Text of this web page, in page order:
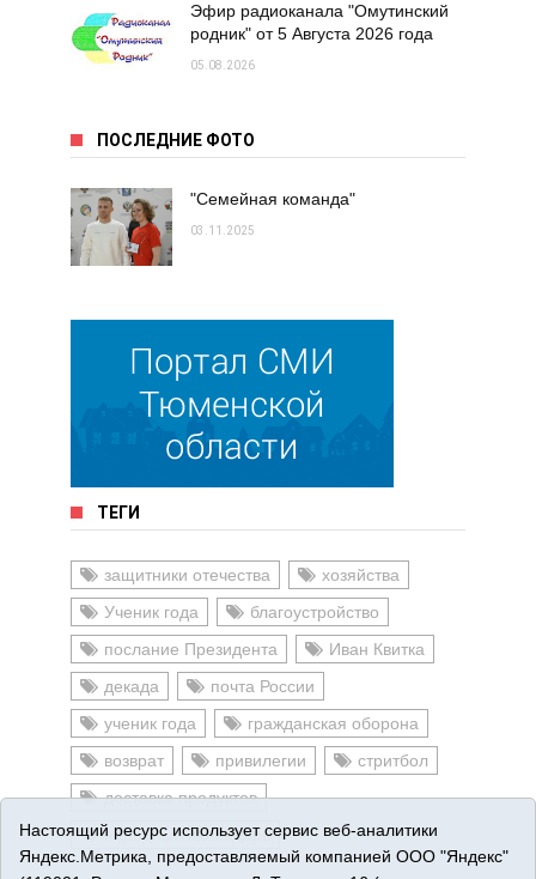
Эфир радиоканала "Омутинский
родник" от 5 Августа 2026 года
05.08.2026
ПОСЛЕДНИЕ ФОТО
"Семейная команда"
03.11.2025
ТЕГИ
защитники отечества
хозяйства
Ученик года
благоустройство
послание Президента
Иван Квитка
декада
почта России
ученик года
гражданская оборона
возврат
привилегии
стритбол
доставка продуктов
народный календарь
Настоящий ресурс использует сервис веб-аналитики
Яндекс.Метрика, предоставляемый компанией ООО "Яндекс"